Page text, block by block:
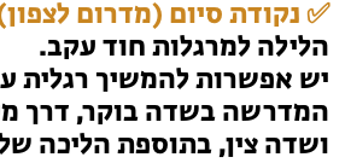
✅ נקודת סיום (מדרום
הלילה למרגלות חוד עקב.
יש אפשרות להמשיך רגלית
המדרשה בשדה בוקר, דרך
ושדה צין, בתוספת הליכה של כ-5